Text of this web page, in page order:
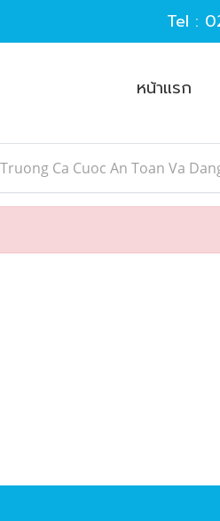
Tel :
หน้าแรก
Ca Cuoc An Toan Va